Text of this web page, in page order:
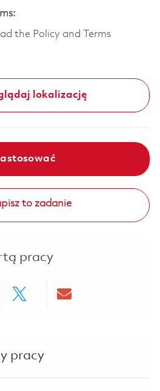
the Policy and Terms
lokalizację
to zadanie
pracy
pracy